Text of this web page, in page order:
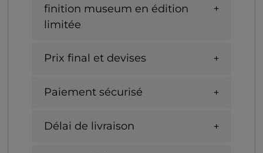
finition museum en édition
limitée
Prix final et devises
Paiement sécurisé
Délai de livraison